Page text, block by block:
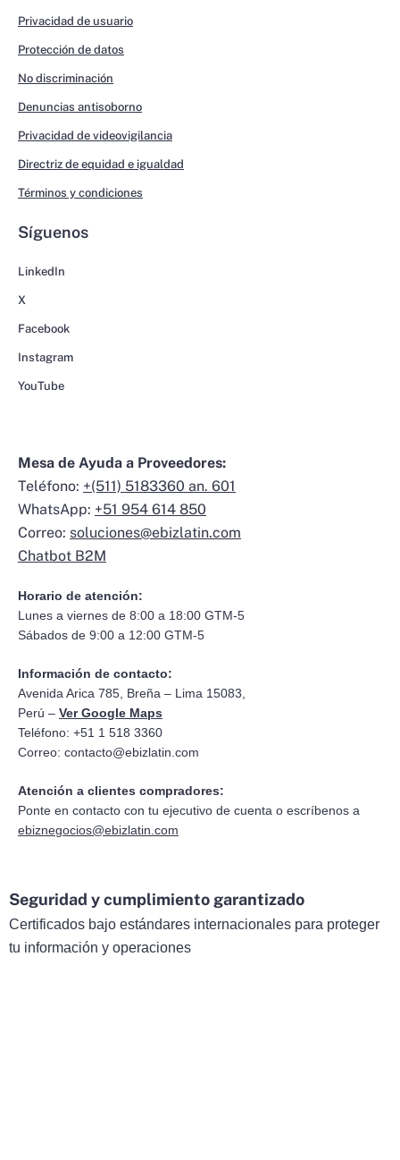
Privacidad de usuario
Protección de datos
No discriminación
Denuncias antisoborno
Privacidad de videovigilancia
Directriz de equidad e igualdad
Términos y condiciones
Síguenos
LinkedIn
X
Facebook
Instagram
YouTube
Mesa de Ayuda a Proveedores:
Teléfono: +(511) 5183360 an. 601
WhatsApp: +51 954 614 850
Correo: soluciones@ebizlatin.com
Chatbot B2M
Horario de atención:
Lunes a viernes de 8:00 a 18:00 GTM-5
Sábados de 9:00 a 12:00 GTM-5
Información de contacto:
Avenida Arica 785, Breña – Lima 15083,
Perú – Ver Google Maps
Teléfono: +51 1 518 3360
Correo: contacto@ebizlatin.com
Atención a clientes compradores:
Ponte en contacto con tu ejecutivo de cuenta o escríbenos a
ebiznegocios@ebizlatin.com
Seguridad y cumplimiento garantizado
Certificados bajo estándares internacionales para proteger
tu información y operaciones